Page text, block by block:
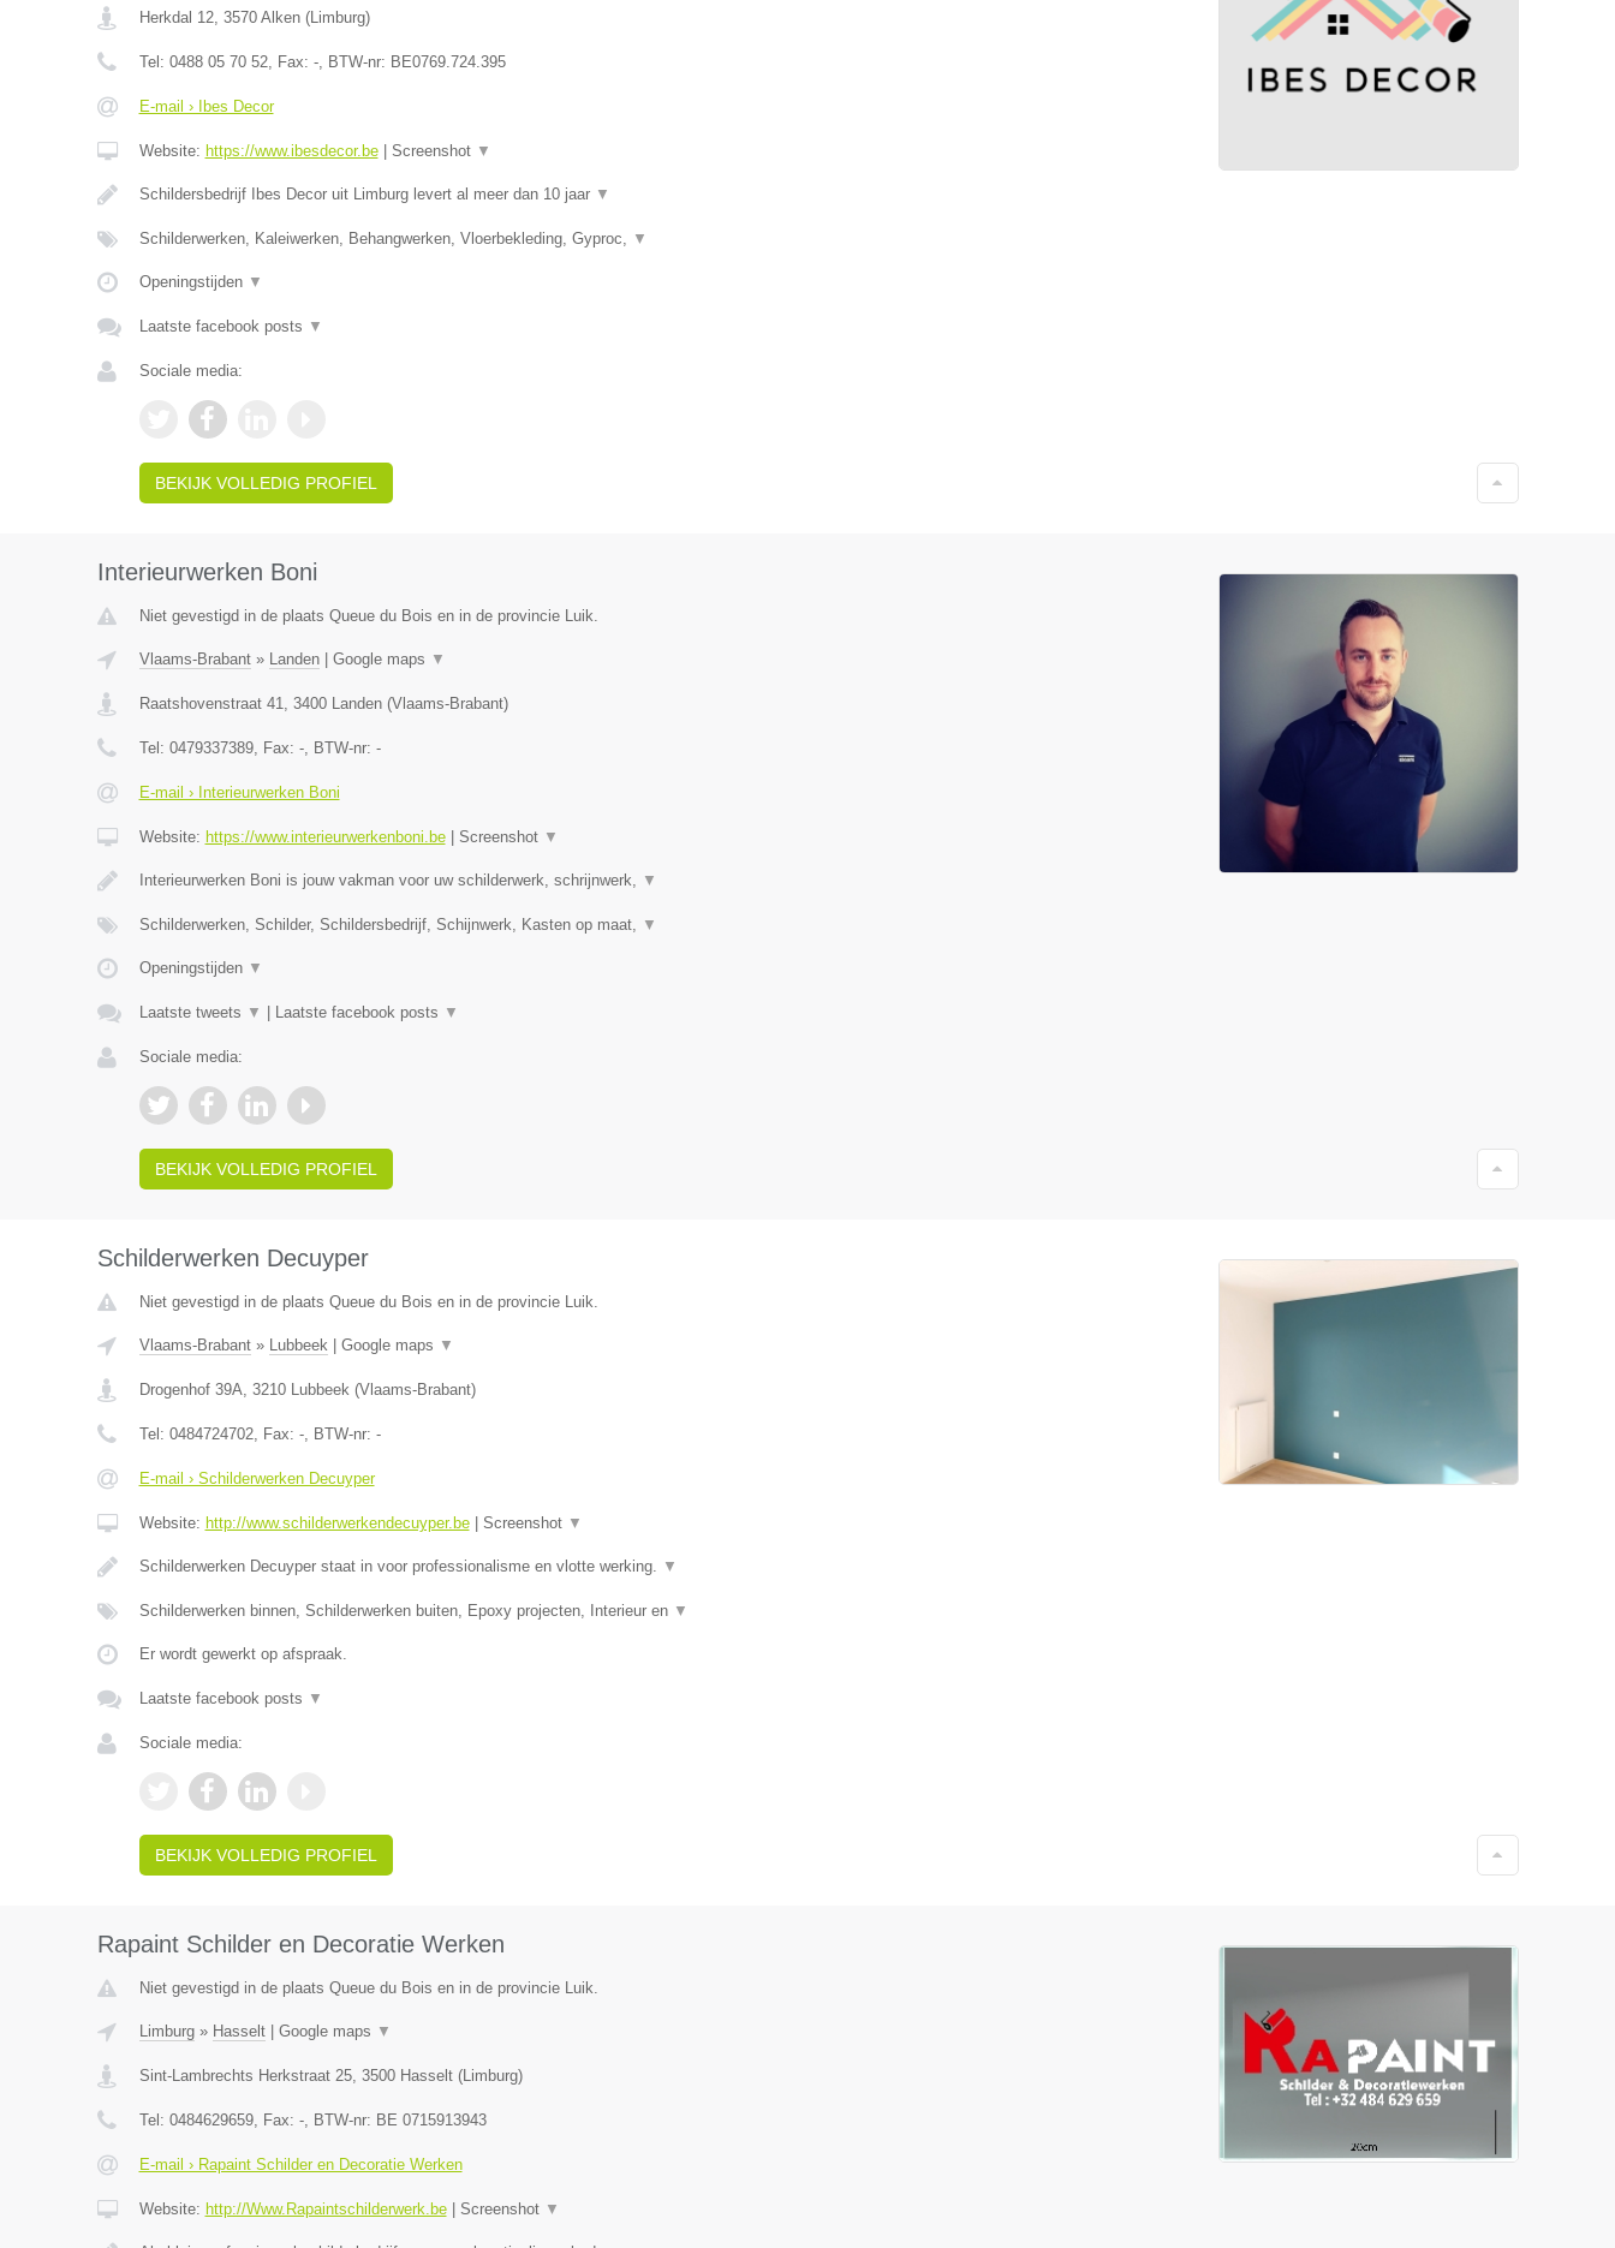
Herkdal 12, 3570 Alken(Limburg)
Tel: 0488 05 70 52, Fax: -, BTW-nr: BE0769.724.395
E-mail › Ibes Decor
Website: https://www.ibesdecor.be| Screenshot ▼
Schildersbedrijf Ibes Decor uit Limburg levert al meer dan 10 jaar ▼
Schilderwerken, Kaleiwerken, Behangwerken, Vloerbekleding, Gyproc, ▼
Openingstijden ▼
Laatste facebook posts ▼
Sociale media:
BEKIJK VOLLEDIG PROFIEL
Interieurwerken Boni
Niet gevestigd in de plaats Queue du Bois en in de provincie Luik.
Vlaams-Brabant» Landen| Google maps ▼
Raatshovenstraat 41, 3400 Landen(Vlaams-Brabant)
Tel: 0479337389, Fax: -, BTW-nr: -
E-mail › Interieurwerken Boni
Website: https://www.interieurwerkenboni.be| Screenshot ▼
Interieurwerken Boni is jouw vakman voor uw schilderwerk, schrijnwerk, ▼
Schilderwerken, Schilder, Schildersbedrijf, Schijnwerk, Kasten op maat, ▼
Openingstijden ▼
Laatste tweets ▼ Laatste facebook posts ▼
Sociale media:
BEKIJK VOLLEDIG PROFIEL
Schilderwerken Decuyper
Niet gevestigd in de plaats Queue du Bois en in de provincie Luik.
Vlaams-Brabant» Lubbeek| Google maps ▼
Drogenhof 39A, 3210 Lubbeek(Vlaams-Brabant)
Tel: 0484724702, Fax: -, BTW-nr: -
E-mail › Schilderwerken Decuyper
Website: http://www.schilderwerkendecuyper.be| Screenshot ▼
Schilderwerken Decuyper staat in voor professionalisme en vlotte werking. ▼
Schilderwerken binnen, Schilderwerken buiten, Epoxy projecten, Interieur en ▼
Er wordt gewerkt op afspraak.
Laatste facebook posts ▼
Sociale media:
BEKIJK VOLLEDIG PROFIEL
Rapaint Schilder en Decoratie Werken
Niet gevestigd in de plaats Queue du Bois en in de provincie Luik.
Limburg» Hasselt| Google maps ▼
Sint-Lambrechts Herkstraat 25, 3500 Hasselt(Limburg)
Tel: 0484629659, Fax: -, BTW-nr: BE 0715913943
E-mail › Rapaint Schilder en Decoratie Werken
Website: http://Www.Rapaintschilderwerk.be| Screenshot ▼